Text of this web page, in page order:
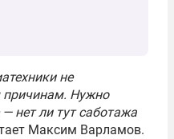
не
причинам. Нужно
нет ли тут саботажа
Максим Варламов.